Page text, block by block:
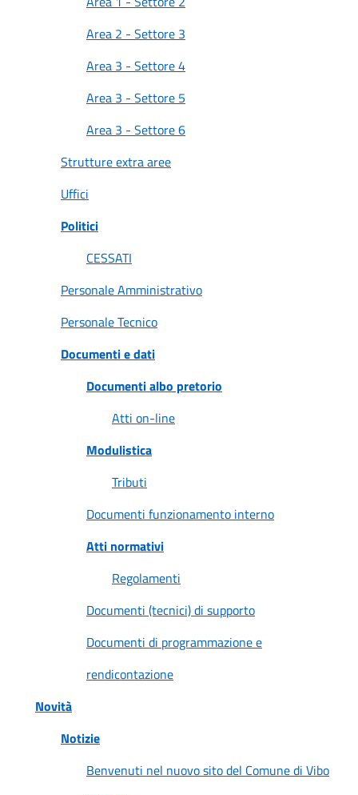
Area 2 - Settore 3
Area 3 - Settore 4
Area 3 - Settore 5
Area 3 - Settore 6
Strutture extra aree
Uffici
Politici
CESSATI
Personale Amministrativo
Personale Tecnico
Documenti e dati
Documenti albo pretorio
Atti on-line
Modulistica
Tributi
Documenti funzionamento interno
Atti normativi
Regolamenti
Documenti (tecnici) di supporto
Documenti di programmazione e
rendicontazione
Novità
Notizie
Benvenuti nel nuovo sito del Comune di Vibo